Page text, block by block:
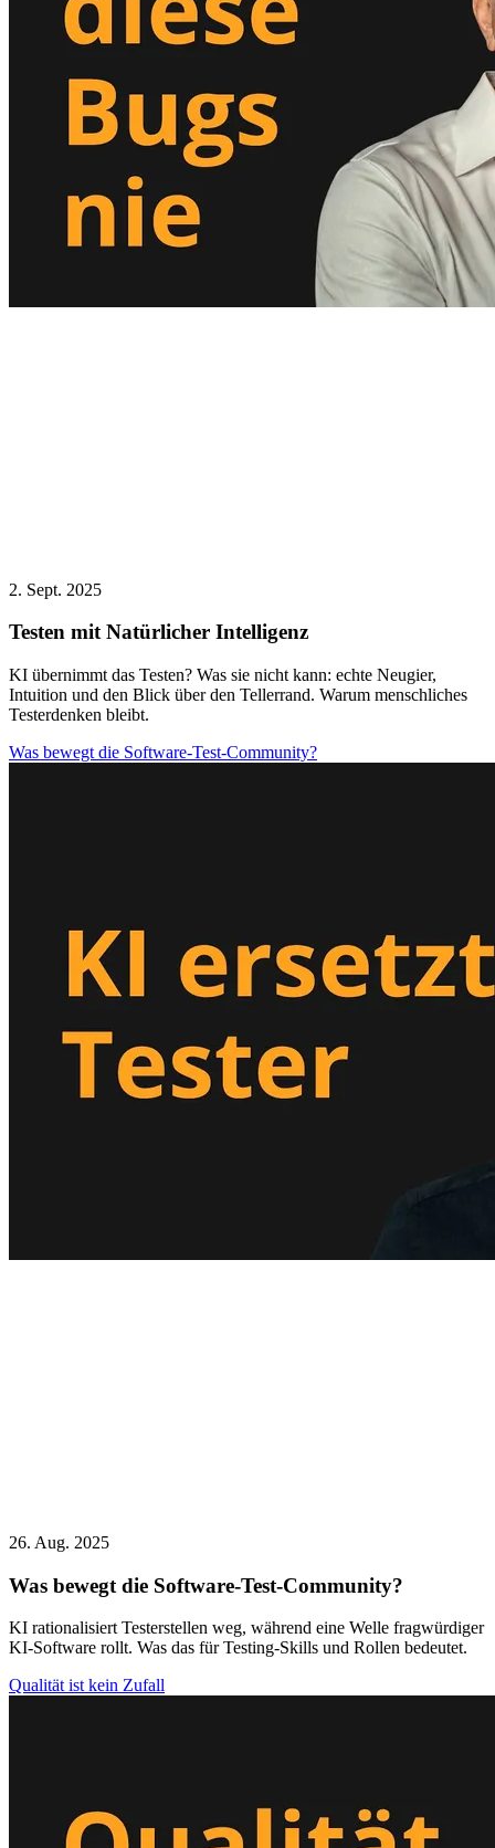
2. Sept. 2025
Testen mit Natürlicher Intelligenz
KI übernimmt das Testen? Was sie nicht kann: echte Neugier,
Intuition und den Blick über den Tellerrand. Warum menschliches
Testerdenken bleibt.
Was bewegt die Software-Test-Community?
26. Aug. 2025
Was bewegt die Software-Test-Community?
KI rationalisiert Testerstellen weg, während eine Welle fragwürdiger
KI-Software rollt. Was das für Testing-Skills und Rollen bedeutet.
Qualität ist kein Zufall